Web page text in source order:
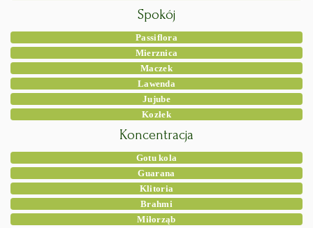
Spokój
Passiflora
Mierznica
Maczek
Lawenda
Jujube
Kozłek
Koncentracja
Gotu kola
Guarana
Klitoria
Brahmi
Miłorząb